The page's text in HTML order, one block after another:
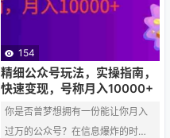
程”，将为你提供一套标准化打法拆
解 + 高效出单全链路教学，让你轻
松掌握闲鱼运营秘诀，新手也能日
出到100单！ 课程亮点： 系统化教
学，从0到1轻松上手： 课程将从基
础开始，逐步深入，带你全面了解
闲鱼平台规则、运营技巧…
154
精细公众号玩法，实操指南，
快速变现，号称月入10000+
你是否曾梦想拥有一份能让你月入
过万的公众号？在信息爆炸的时